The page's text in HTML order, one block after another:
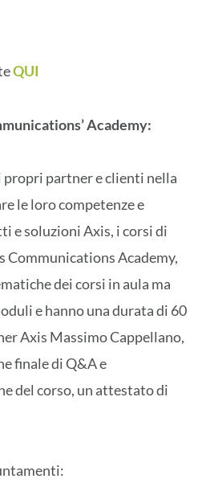
QUI
Academy:
partner e clienti nella
le loro competenze e
e soluzioni Axis, i corsi di
Communications Academy,
dei corsi in aula ma
e hanno una durata di 60
Axis Massimo Cappellano,
finale di Q&A e
del corso, un attestato di